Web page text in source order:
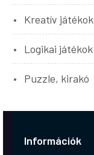
Kreatív játékok
Logikai játékok
Puzzle, kirakó
Információk